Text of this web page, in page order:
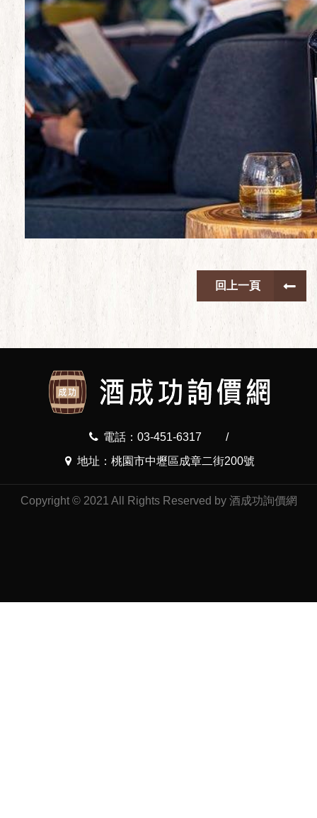
回上一頁
電話：03-451-6317
/
地址：桃園市中壢區成章二街200號
Copyright © 2021 All Rights Reserved by 酒成功詢價網